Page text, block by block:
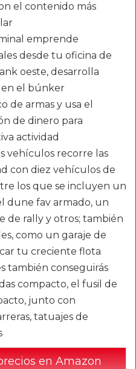
el contenido más
emprende
desde tu oficina de
oeste, desarrolla
el búnker
de armas y usa el
de dinero para
actividad
vehículos recorre las
con diez vehículos de
los que se incluyen un
dune fav armado, un
de rally y otros; también
como un garaje de
tu creciente flota
también conseguirás
compacto, el fusil de
junto con
tatuajes de
en Amazon